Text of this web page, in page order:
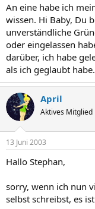
An eine habe ich
wissen. Hi Baby, Du
unverständliche
oder eingelassen
darüber, ich habe
als ich geglaubt habe.
April
Aktives Mitglied
13 Juni 2003
Hallo Stephan,
sorry, wenn ich nun
selbst schreibst, es